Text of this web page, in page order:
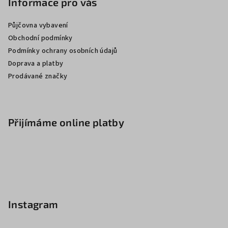
Půjčovna vybavení
Obchodní podmínky
Podmínky ochrany osobních údajů
Doprava a platby
Prodávané značky
Přijímáme online platby
Instagram